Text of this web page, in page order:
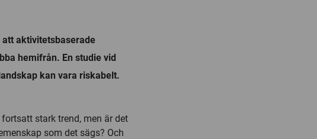
aktivitetsbaserade
hemifrån. En studie vid
kan vara riskabelt.
stark trend, men är det
som det sägs? Och